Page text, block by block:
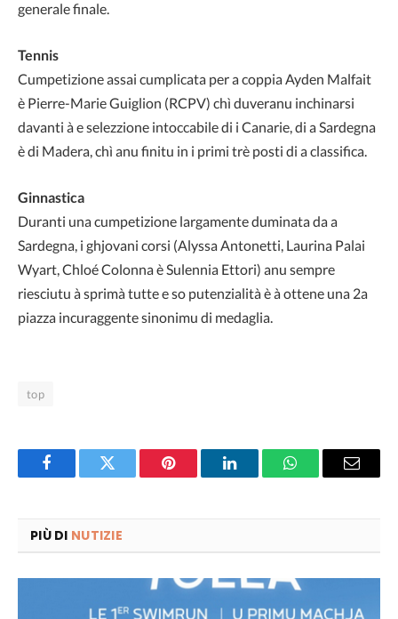
generale finale.
Tennis
Cumpetizione assai cumplicata per a coppia Ayden Malfait
è Pierre-Marie Guiglion (RCPV) chì duveranu inchinarsi
davanti à e selezzione intoccabile di i Canarie, di a Sardegna
è di Madera, chì anu finitu in i primi trè posti di a classifica.
Ginnastica
Duranti una cumpetizione largamente duminata da a
Sardegna, i ghjovani corsi (Alyssa Antonetti, Laurina Palai
Wyart, Chloé Colonna è Sulennia Ettori) anu sempre
riesciutu à sprimà tutte e so putenzialità è à ottene una 2a
piazza incuraggente sinonimu di medaglia.
top
FacebookTwitter Pinterest LinkedInWhatsAppEmail
PIÙ DI NUTIZIE